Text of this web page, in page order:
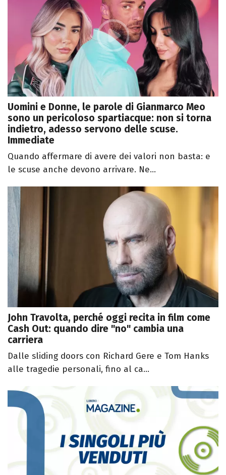
Uomini e Donne, le parole di Gianmarco Meo
sono un pericoloso spartiacque: non si torna
indietro, adesso servono delle scuse.
Immediate
Quando affermare di avere dei valori non basta: e
le scuse anche devono arrivare. Ne...
John Travolta, perché oggi recita in film come
Cash Out: quando dire "no" cambia una
carriera
Dalle sliding doors con Richard Gere e Tom Hanks
alle tragedie personali, fino al ca...